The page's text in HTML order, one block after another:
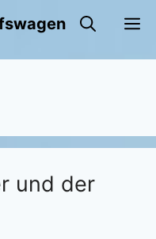
und der